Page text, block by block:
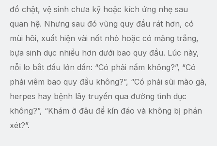
đồ chật, vệ sinh chưa kỹ hoặc kích ứng nhẹ sau
quan hệ. Nhưng sau đó vùng quy đầu rát hơn, có
mùi hôi, xuất hiện vài nốt nhỏ hoặc có mảng trắng,
bựa sinh dục nhiều hơn dưới bao quy đầu. Lúc này,
nỗi lo bắt đầu lớn dần: “Có phải nấm không?”, “Có
phải viêm bao quy đầu không?”, “Có phải sùi mào gà,
herpes hay bệnh lây truyền qua đường tình dục
không?”, “Khám ở đâu để kín đáo và không bị phán
xét?”.